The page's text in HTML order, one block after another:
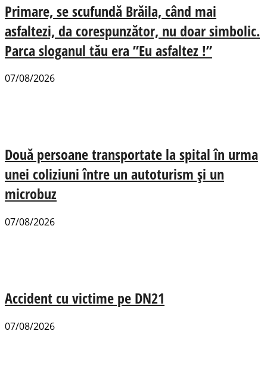
Primare, se scufundă Brăila, când mai
asfaltezi, da corespunzător, nu doar simbolic.
Parca sloganul tău era ”Eu asfaltez !”
07/08/2026
Două persoane transportate la spital în urma
unei coliziuni între un autoturism și un
microbuz
07/08/2026
Accident cu victime pe DN21
07/08/2026